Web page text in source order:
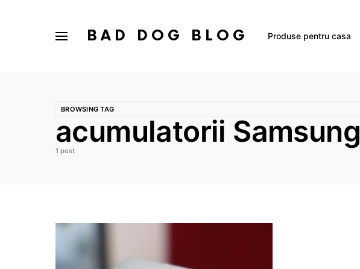
BAD DOG BLOG Produse pentru casa
BROWSING TAG
acumulatorii Samsung
1 post